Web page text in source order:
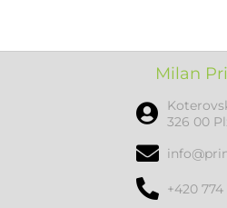
Milan
326 00
+420 774